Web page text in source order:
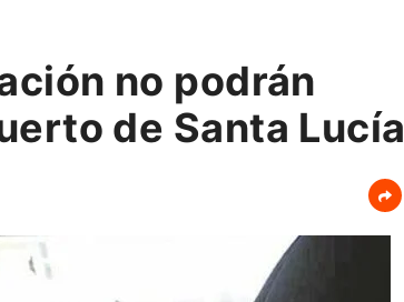
no podrán
de Santa Lucía